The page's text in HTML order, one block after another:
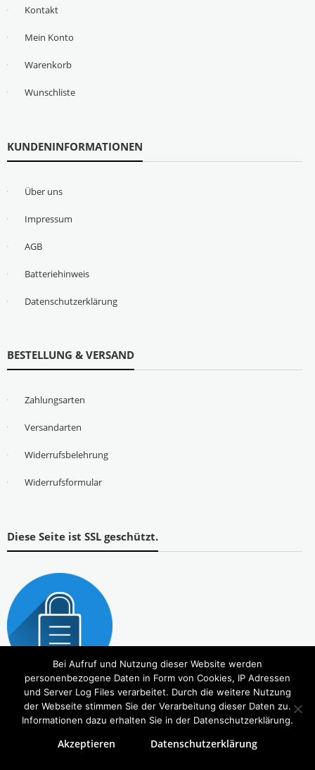
Kontakt
Mein Konto
Warenkorb
Wunschliste
KUNDENINFORMATIONEN
Über uns
Impressum
AGB
Batteriehinweis
Datenschutzerklärung
BESTELLUNG & VERSAND
Zahlungsarten
Versandarten
Widerrufsbelehrung
Widerrufsformular
Diese Seite ist SSL geschützt.
Copyright © 2026Tierbedarf – bvl-Shop . Alle Rechte vorbehalten. Theme:eStorevon ThemeGrill.
Bei Aufruf und Nutzung dieser Website werden
personenbezogene Daten in Form von Cookies, IP Adressen
und Server Log Files verarbeitet. Durch die weitere Nutzung
der Webseite stimmen Sie der Verarbeitung dieser Daten zu.
Informationen dazu erhalten Sie in der Datenschutzerklärung.
Akzeptieren Datenschutzerklärung